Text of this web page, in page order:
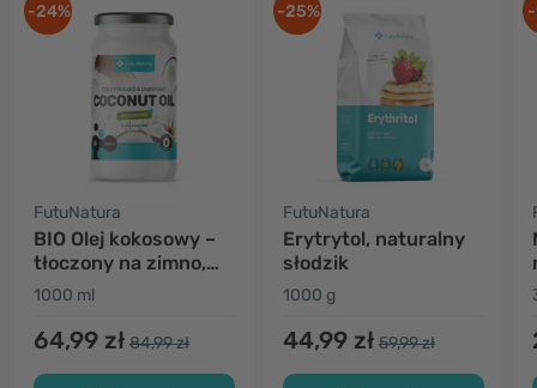
-24%
FutuNatura
BIO Olej kokosowy –
tłoczony na zimno,
nierafinowany
1000 ml
64,99 zł 84,99 zł
-25%
FutuNatura
Erytrytol, naturalny
słodzik
1000 g
44,99 zł 59,99 zł